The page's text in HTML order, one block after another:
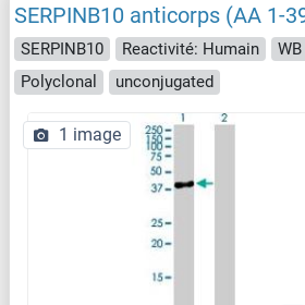
SERPINB10 anticorps (AA 1-
SERPINB10 Reactivité: Humain WB
Polyclonal
unconjugated
1 image